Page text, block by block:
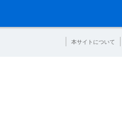
本サイトについて